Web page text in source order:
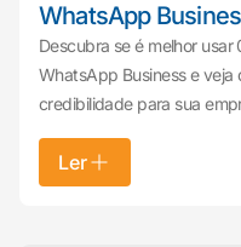
WhatsApp
Descubra se é melhor
WhatsApp Business e
credibilidade para sua
Ler